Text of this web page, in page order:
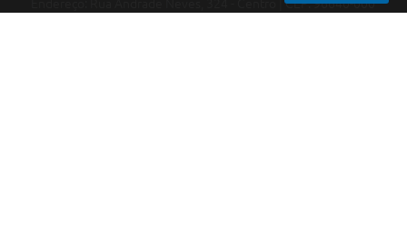
Endereço: Rua Andrade Neves, 324 - Centro | CEP: 96640-000